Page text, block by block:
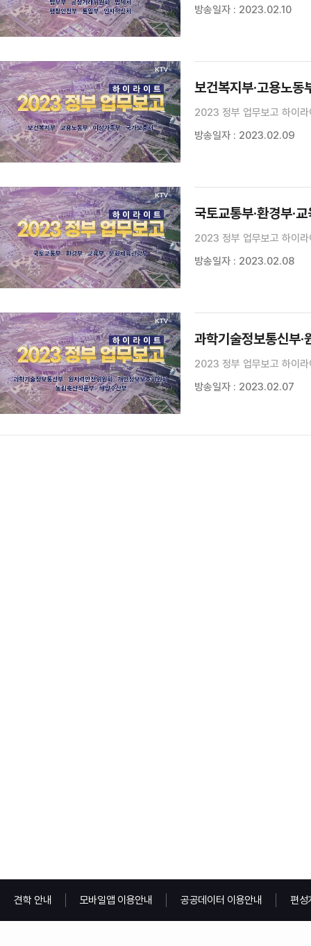
방송일자 : 2023.02.10
보건복지부·고용노동
2023 정부 업무보고 하이
방송일자 : 2023.02.09
국토교통부·환경부·
2023 정부 업무보고 하이
방송일자 : 2023.02.08
2023 정부 업무보고 하이
방송일자 : 2023.02.07
견학 안내 모바일앱 이용안내 공공데이터 이용안내 편성